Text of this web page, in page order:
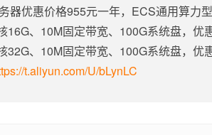
器优惠价格955元一年，ECS通用算力型
16G、10M固定带宽、100G系统盘，优
32G、10M固定带宽、100G系统盘，优
t.aliyun.com/U/bLynLC